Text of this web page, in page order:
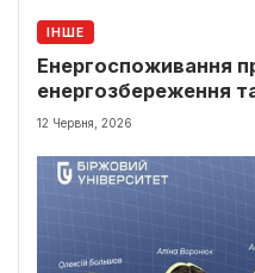
ІНШЕ
Енергоспоживання
енергозбереження
світло
12 Червня, 2026